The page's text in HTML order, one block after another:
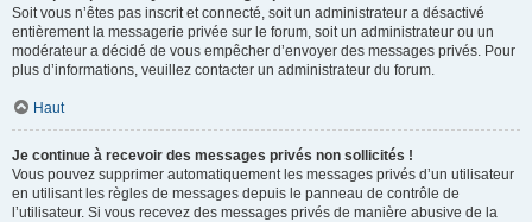
Soit vous n’êtes pas inscrit et connecté, soit un administrateur a désactivé
entièrement la messagerie privée sur le forum, soit un administrateur ou un
modérateur a décidé de vous empêcher d’envoyer des messages privés. Pour
plus d’informations, veuillez contacter un administrateur du forum.
Haut
Je continue à recevoir des messages privés non sollicités !
Vous pouvez supprimer automatiquement les messages privés d’un utilisateur
en utilisant les règles de messages depuis le panneau de contrôle de
l’utilisateur. Si vous recevez des messages privés de manière abusive de la